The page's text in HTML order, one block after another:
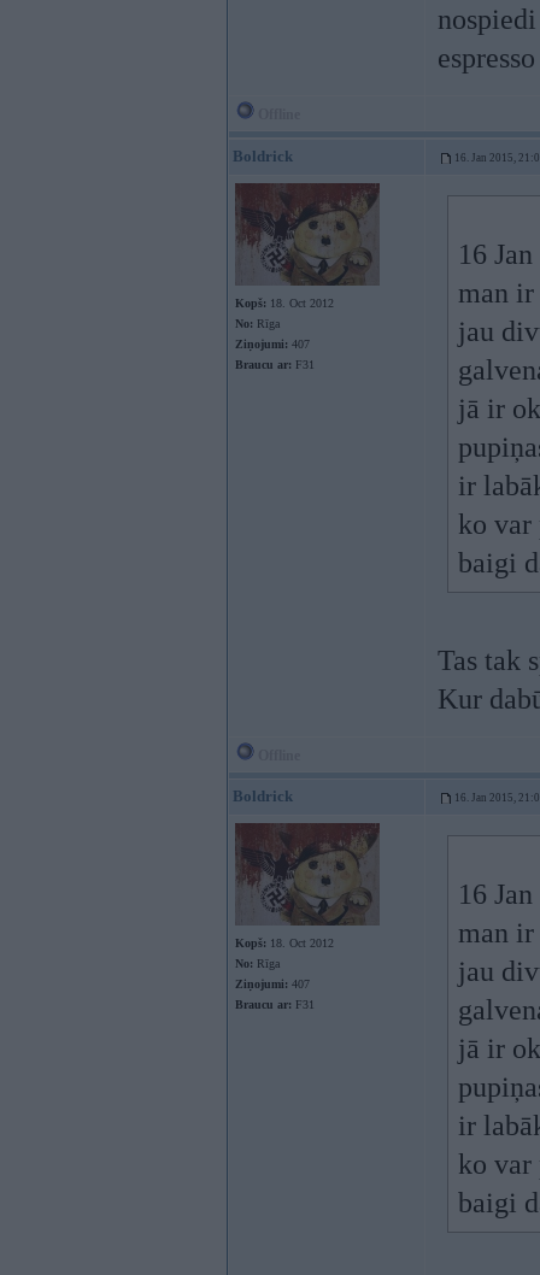
Boldrick 16. Jan 2015,
Kopš: 18. Oct 2012
No: Rīga
Ziņojumi: 407
Braucu ar: F31
16
man ir
jau
jā ir
ir
ko
baigi
Tas tak
Kur
Boldrick 16. Jan 2015,
Kopš: 18. Oct 2012
No: Rīga
Ziņojumi: 407
Braucu ar: F31
16
man ir
jau
jā ir
ir
ko
baigi